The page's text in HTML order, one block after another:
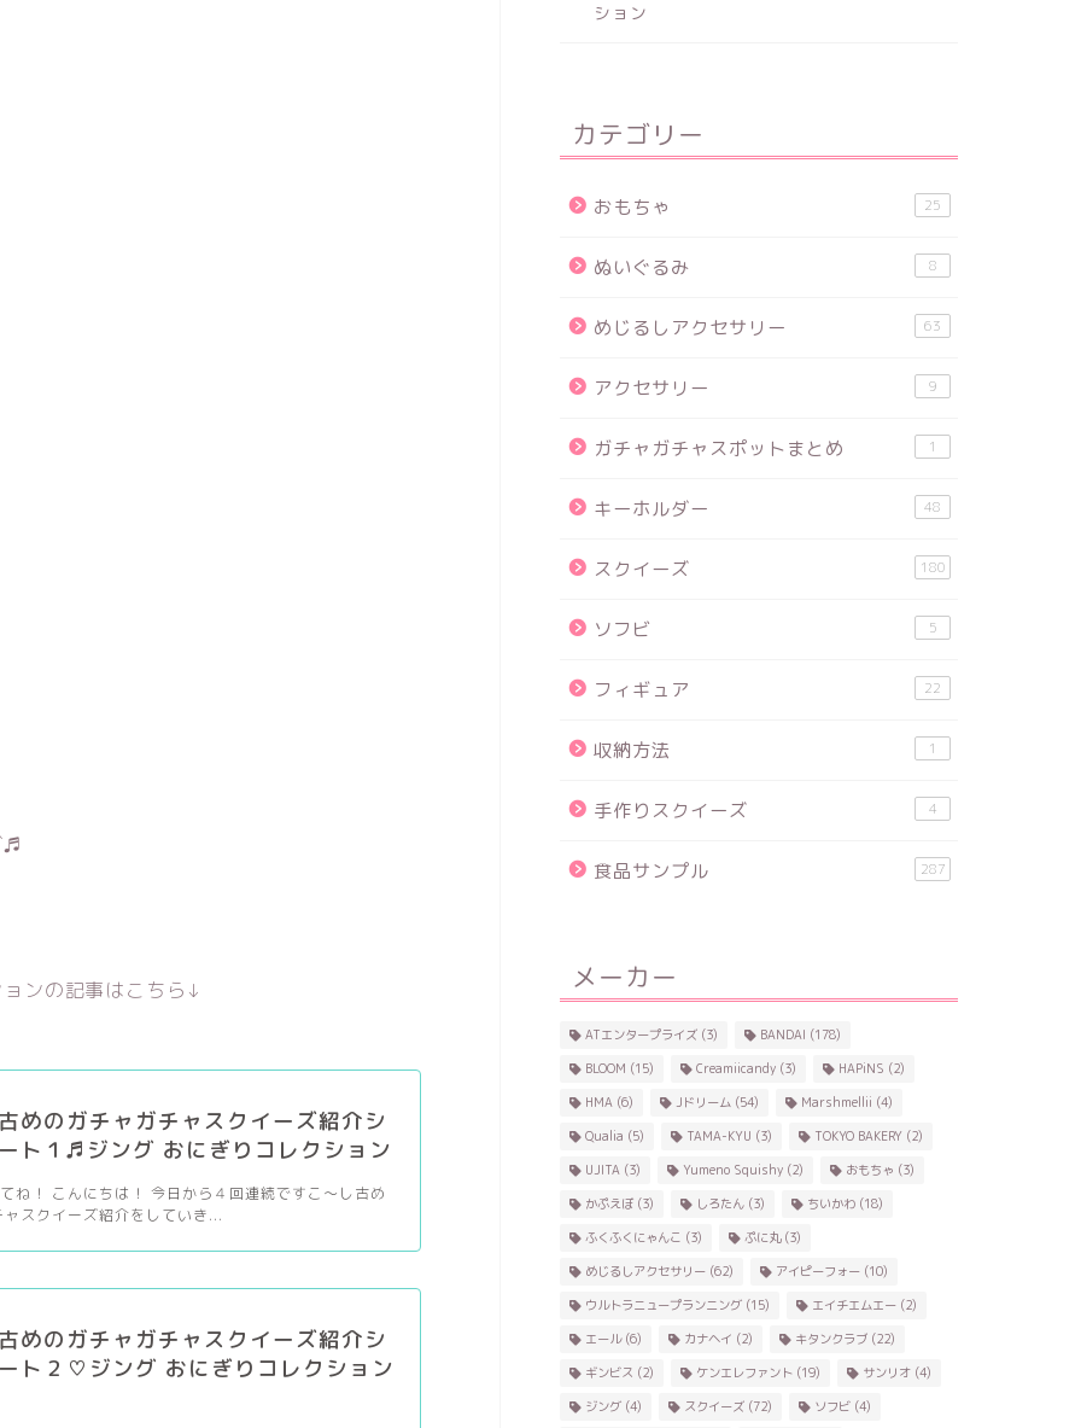
♬
ンの記事はこちら↓
めのガチャガチャスクイーズ紹介シ
ト１♬ジング おにぎりコレクション
ね！ こんにちは！ 今日から４回連続ですこ～し古め
スクイーズ紹介をしていき...
めのガチャガチャスクイーズ紹介シ
ト２♡ジング おにぎりコレクション
ション
カテゴリー
おもちゃ 25
ぬいぐるみ 8
めじるしアクセサリー 63
アクセサリー 9
ガチャガチャスポットまとめ 1
キーホルダー 48
スクイーズ 180
ソフビ 5
フィギュア 22
収納方法 1
手作りスクイーズ 4
食品サンプル 287
メーカー
ATエンタープライズ(3) BANDAI (178)
BLOOM (15) Creamiicandy(3) HAPiNS (2)
HMA(6) Jドリーム(54) Marshmellii (4)
Qualia (5) TAMA-KYU (3) TOKYO BAKERY(2)
UJITA(3) Yumeno Squishy(2) おもちゃ (3)
かぷえぼ(3) しろたん(3) ちいかわ(18)
ふくふくにゃんこ (3) ぷに丸(3)
めじるしアクセサリー(62) アイピーフォー(10)
ウルトラニュープランニング(15) エイチエムエー(2)
エール(6) カナヘイ (2) キタンクラブ(22)
ギンビス (2) ケンエレファント(19) サンリオ(4)
ジング(4) スクイーズ(72) ソフビ(4)